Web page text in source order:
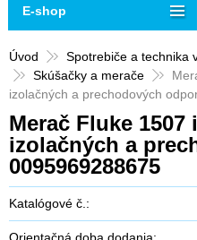
Úvod
Spotrebiče a technika
Skúšačky a merače
izolačných a prechodových
Merač Fluke 1507
izolačných a
0095969288675
Katalógové č.:
E-shop